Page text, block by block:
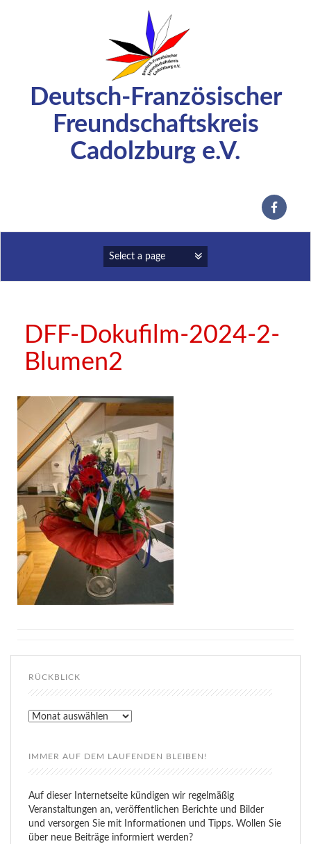
Deutsch-Französischer
Freundschaftskreis
Cadolzburg e.V.
DFF-Dokufilm-2024-2-
Blumen2
RÜCKBLICK
Rückblick
IMMER AUF DEM LAUFENDEN BLEIBEN!
Auf dieser Internetseite kündigen wir regelmäßig
Veranstaltungen an, veröffentlichen Berichte und Bilder
und versorgen Sie mit Informationen und Tipps. Wollen Sie
über neue Beiträge informiert werden?